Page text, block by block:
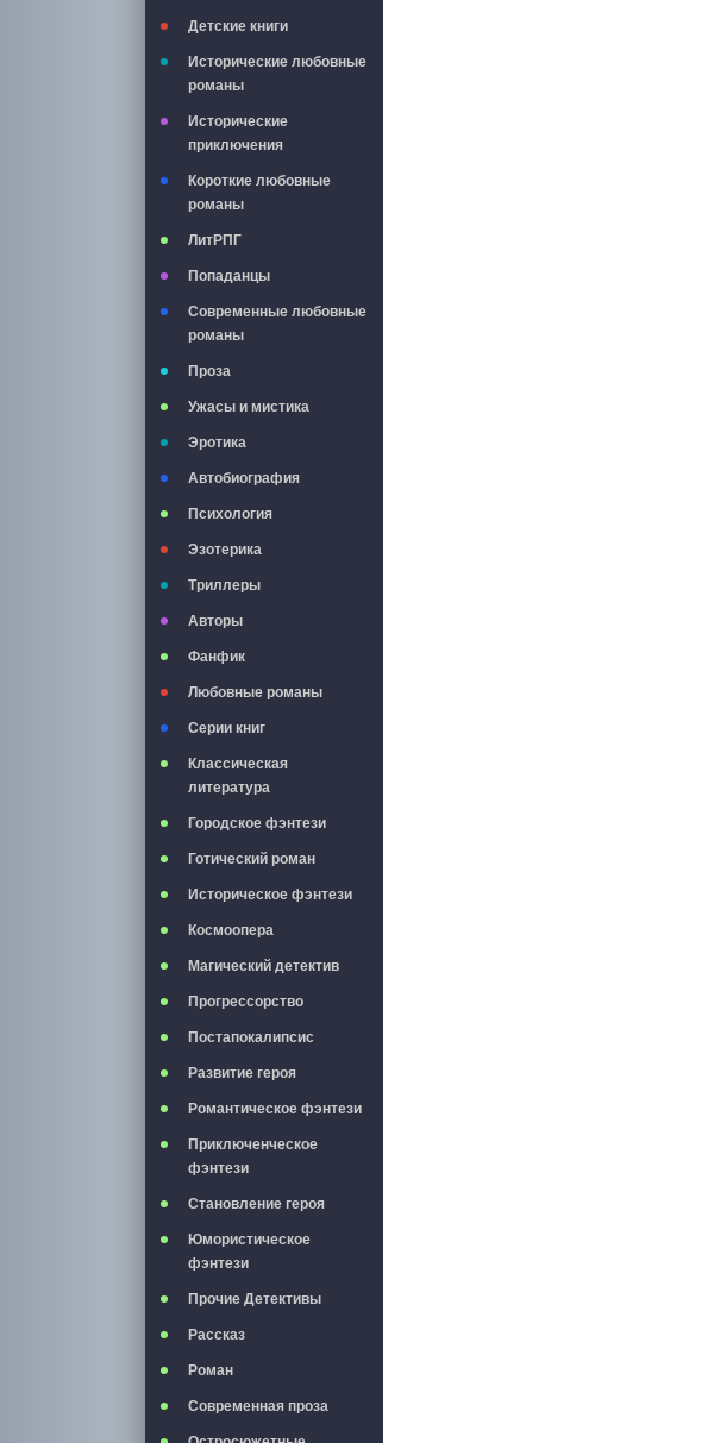
Детские книги
Исторические любовные
романы
Исторические
приключения
Короткие любовные
романы
ЛитРПГ
Попаданцы
Современные любовные
романы
Проза
Ужасы и мистика
Эротика
Автобиография
Психология
Эзотерика
Триллеры
Авторы
Фанфик
Любовные романы
Серии книг
Классическая
литература
Городское фэнтези
Готический роман
Историческое фэнтези
Космоопера
Магический детектив
Прогрессорство
Постапокалипсис
Развитие героя
Романтическое фэнтези
Приключенческое
фэнтези
Становление героя
Юмористическое
фэнтези
Прочие Детективы
Рассказ
Роман
Современная проза